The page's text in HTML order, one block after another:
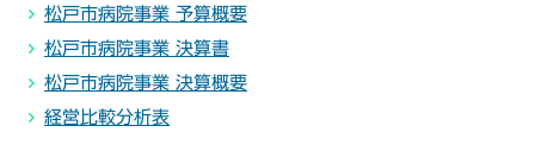
か
ら
松戸市病院事業 予算概要
松戸市病院事業 決算書
松戸市病院事業 決算概要
経営比較分析表